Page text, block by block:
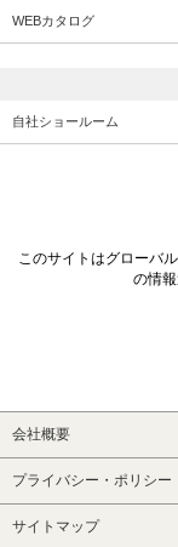
WEBカタログ
自社ショールーム
このサイトはグローバ
の情
会社概要
プライバシー・ポリシー
サイトマップ